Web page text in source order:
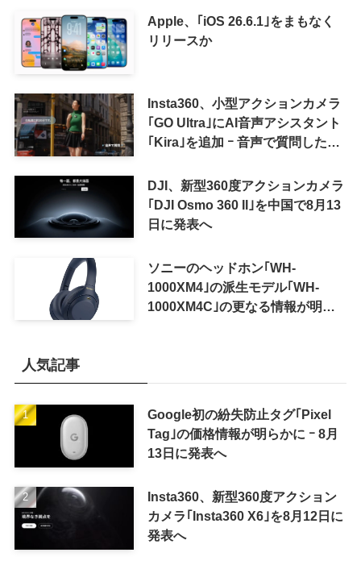
Apple、｢iOS 26.6.1｣をまもなく
リリースか
Insta360、小型アクションカメラ
｢GO Ultra｣にAI音声アシスタント
｢Kira｣を追加 ｰ 音声で質問した
可能に
DJI、新型360度アクションカメラ
｢DJI Osmo 360 II｣を中国で8月13
日に発表へ
ソニーのヘッドホン｢WH-
1000XM4｣の派生モデル｢WH-
1000XM4C｣の更なる情報が明ら
人気記事
Google初の紛失防止タグ｢Pixel
Tag｣の価格情報が明らかに ｰ 8月
13日に発表へ
Insta360、新型360度アクション
カメラ｢Insta360 X6｣を8月12日に
発表へ